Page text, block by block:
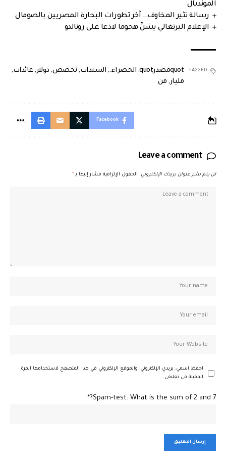
المونديال
رسالة تثير المخاوف.. آخر تطورات البحارة المصريين بالصومال
الإعلام البرتغالي يشنّ هجوما لاذعا على رونالدو
TAGGED: quotمصدرquot , الخضراء., السندات, تخصص, دولار, عائدات,
مليار, من
Facebook
Leave a comment
لن يتم نشر عنوان بريدك الإلكتروني. الحقول الإلزامية مشار إليها بـ *
احفظ اسمي، بريدي الإلكتروني، والموقع الإلكتروني في هذا المتصفح لاستخدامها المرة
المقبلة في تعليقي.
Spam-test: What is the sum of 2 and 7?*